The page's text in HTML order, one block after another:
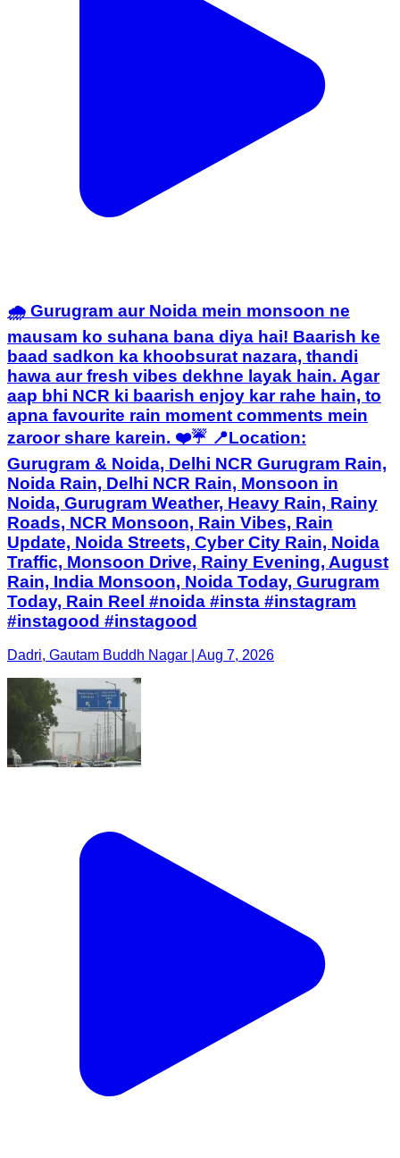
🌧️ Gurugram aur Noida mein monsoon ne
mausam ko suhana bana diya hai! Baarish ke
baad sadkon ka khoobsurat nazara, thandi
hawa aur fresh vibes dekhne layak hain. Agar
aap bhi NCR ki baarish enjoy kar rahe hain, to
apna favourite rain moment comments mein
zaroor share karein. ❤️☔ 📍Location:
Gurugram & Noida, Delhi NCR Gurugram Rain,
Noida Rain, Delhi NCR Rain, Monsoon in
Noida, Gurugram Weather, Heavy Rain, Rainy
Roads, NCR Monsoon, Rain Vibes, Rain
Update, Noida Streets, Cyber City Rain, Noida
Traffic, Monsoon Drive, Rainy Evening, August
Rain, India Monsoon, Noida Today, Gurugram
Today, Rain Reel #noida #insta #instagram
#instagood #instagood
Dadri, Gautam Buddh Nagar | Aug 7, 2026